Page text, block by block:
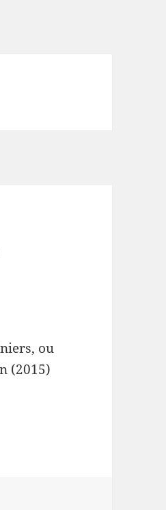
ou
(2015)
Villages Nature